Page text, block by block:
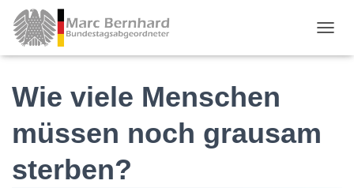
Wie viele Menschen
müssen noch grausam
sterben?